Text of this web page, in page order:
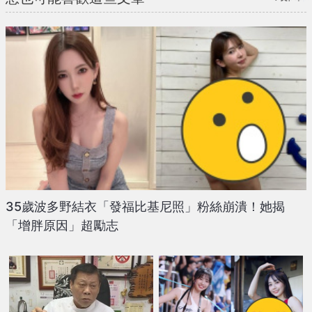
35歲波多野結衣「發福比基尼照」粉絲崩潰！她揭
「增胖原因」超勵志